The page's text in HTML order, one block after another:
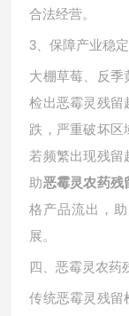
合法经营。
3、保障产业稳
大棚草莓、反季
检出恶霉灵残留
跌，严重破坏区
若频繁出现残留
助恶霉灵农药残
格产品流出，
展。
四、恶霉灵农药
传统恶霉灵残留